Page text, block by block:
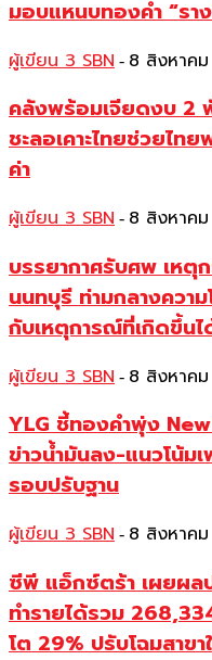
มอบแหนบทองคำ “รา
ผู้เขียน 3 SBN - 8 สิงหาค
คลังพร้อมเจียดงบ 2
ชะลอเคาะไทยช่วยไท
ค่า
ผู้เขียน 3 SBN - 8 สิงหาค
บรรยากาศรับศพ เหตุ
นนทบุรี ท่ามกลางความ
กับเหตุการณ์ที่เกิดขึ้นไ
ผู้เขียน 3 SBN - 8 สิงหาค
YLG ชี้ทองคำพุ่ง
ข่าวน้ำมันลง-แนวโน้ม
รอบปรับฐาน
ผู้เขียน 3 SBN - 8 สิงหาค
ซีพี แอ็กซ์ตร้า เผยผล
ทำรายได้รวม
โต 29% ปรับโฉมสาข